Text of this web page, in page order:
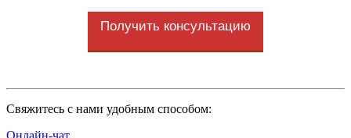
Получить консультацию
Cвяжитесь с нами удобным способом: